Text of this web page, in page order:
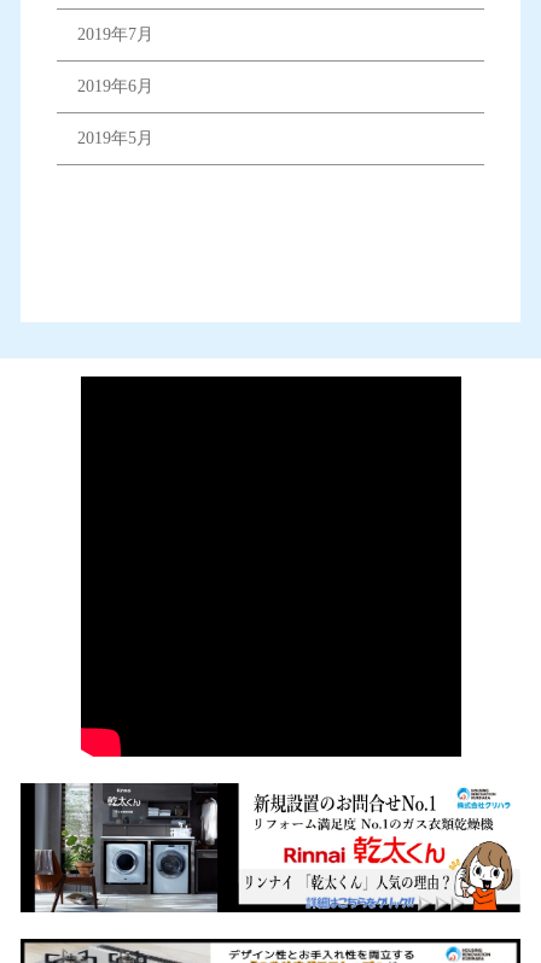
2019年7月
2019年6月
2019年5月